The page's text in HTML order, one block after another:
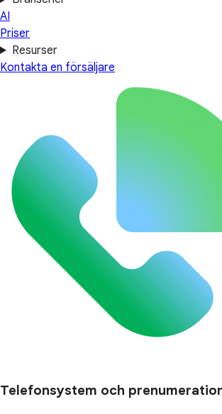
AI
Priser
Resurser
Kontakta en försäljare
Telefonsystem och